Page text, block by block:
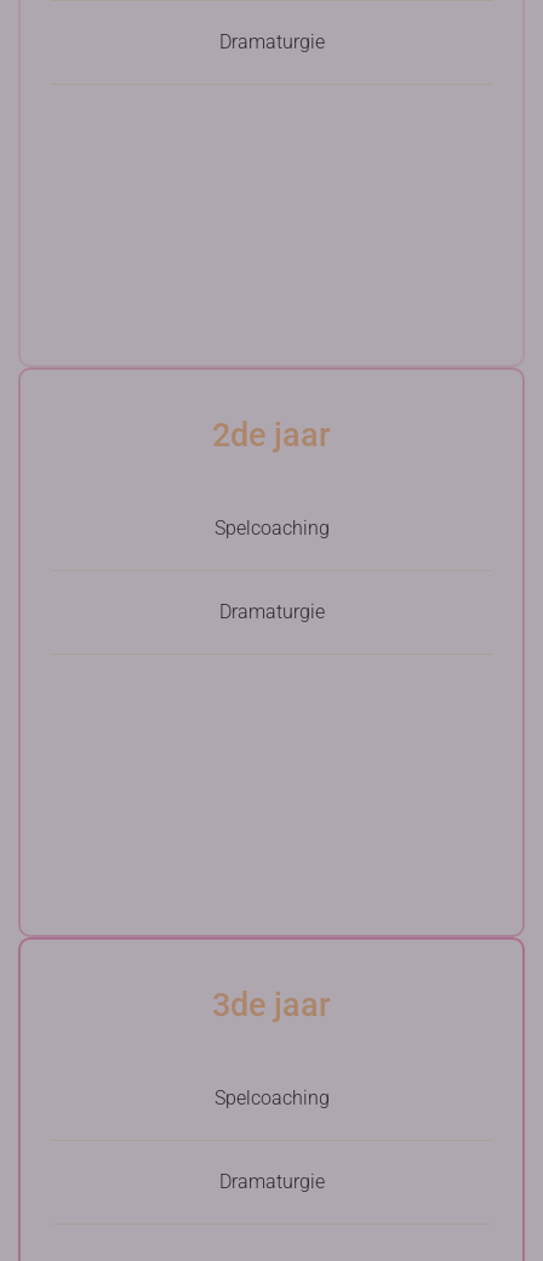
Dramaturgie
2de jaar
Spelcoaching
Dramaturgie
3de jaar
Spelcoaching
Dramaturgie